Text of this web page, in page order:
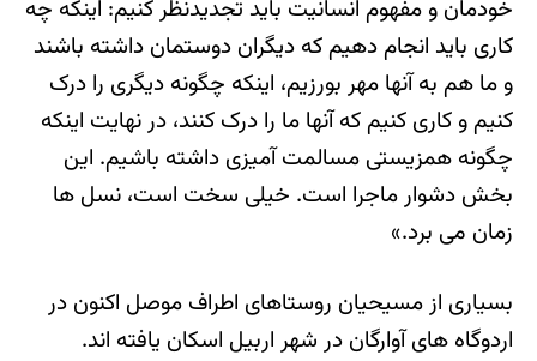
خودمان و مفهوم انسانیت باید تجدیدنظر کنیم: اینکه چه
کاری باید انجام دهیم که دیگران دوستمان داشته باشند
و ما هم به آنها مهر بورزیم، اینکه چگونه دیگری را درک
کنیم و کاری کنیم که آنها ما را درک کنند، در نهایت اینکه
چگونه همزیستی مسالمت آمیزی داشته باشیم. این
بخش دشوار ماجرا است. خیلی سخت است، نسل ها
زمان می برد.»
بسیاری از مسیحیان روستاهای اطراف موصل اکنون در
اردوگاه های آوارگان در شهر اربیل اسکان یافته اند.